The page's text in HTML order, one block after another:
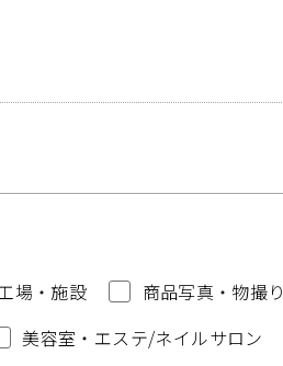
場・施設
商品写真・物撮り
美容室・エステ/ネイルサロン